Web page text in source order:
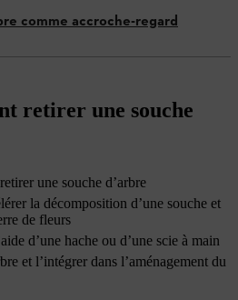
comme accroche-regard
retirer une souche
une souche d’arbre
la décomposition d’une souche et
de fleurs
d’une hache ou d’une scie à main
et l’intégrer dans l’aménagement du